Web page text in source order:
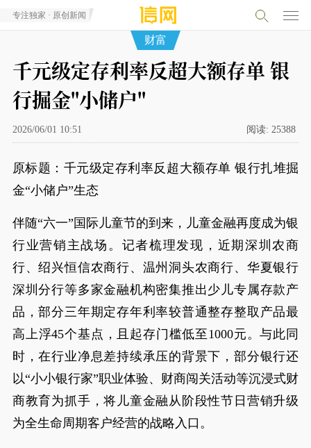
专注独家 · 原创新闻
财富
千元级定存利率反超大额存单 银
行掘金"小储户"
2026/06/01 10:51 阅读: 25388
原标题：千元级定存利率反超大额存单 银行扎堆掘
金“小储户”生态
伴随“六一”国际儿童节的到来，儿童金融再度成为银
行业营销主战场。记者梳理发现，近期深圳农商
行、绍兴恒信农商行、温州洞头农商行、华夏银行
深圳分行等多家金融机构密集推出少儿专属存款产
品，部分三年期定存年利率较普通整存整取产品最
高上浮45个基点，且起存门槛低至1000元。与此同
时，在行业净息差持续承压的背景下，部分银行还
以“小小银行家”职业体验、财商闯关活动等沉浸式财
商教育为抓手，将儿童金融从阶段性节日营销升级
为全生命周期客户经营的战略入口。